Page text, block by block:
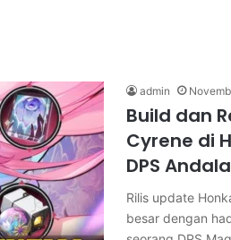
admin
Build dan
Cyrene di
DPS
Rilis update
besar dengan